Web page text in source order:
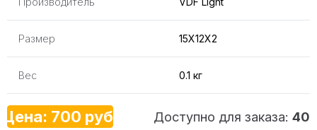
Размер 15X12X2
Вес 0.1 кг
Цена: 700 руб. Доступно для заказа: 40